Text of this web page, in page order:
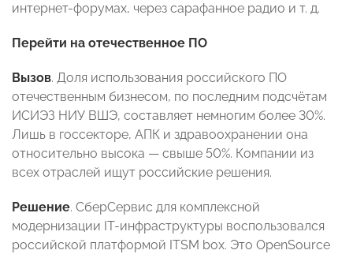
интернет-форумах, через сарафанное радио и т. д.
Перейти на отечественное ПО
Вызов. Доля использования российского ПО
отечественным бизнесом, по последним подсчётам
ИСИЭЗ НИУ ВШЭ, составляет немногим более 30%.
Лишь в госсекторе, АПК и здравоохранении она
относительно высока — свыше 50%. Компании из
всех отраслей ищут российские решения.
Решение. СберСервис для комплексной
модернизации IT-инфраструктуры воспользовался
российской платформой ITSM box. Это OpenSource